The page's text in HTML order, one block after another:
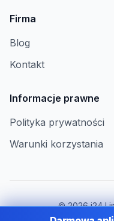
Firma
Blog
Kontakt
Informacje prawne
Polityka prywatności
Warunki korzystania
©2026i24